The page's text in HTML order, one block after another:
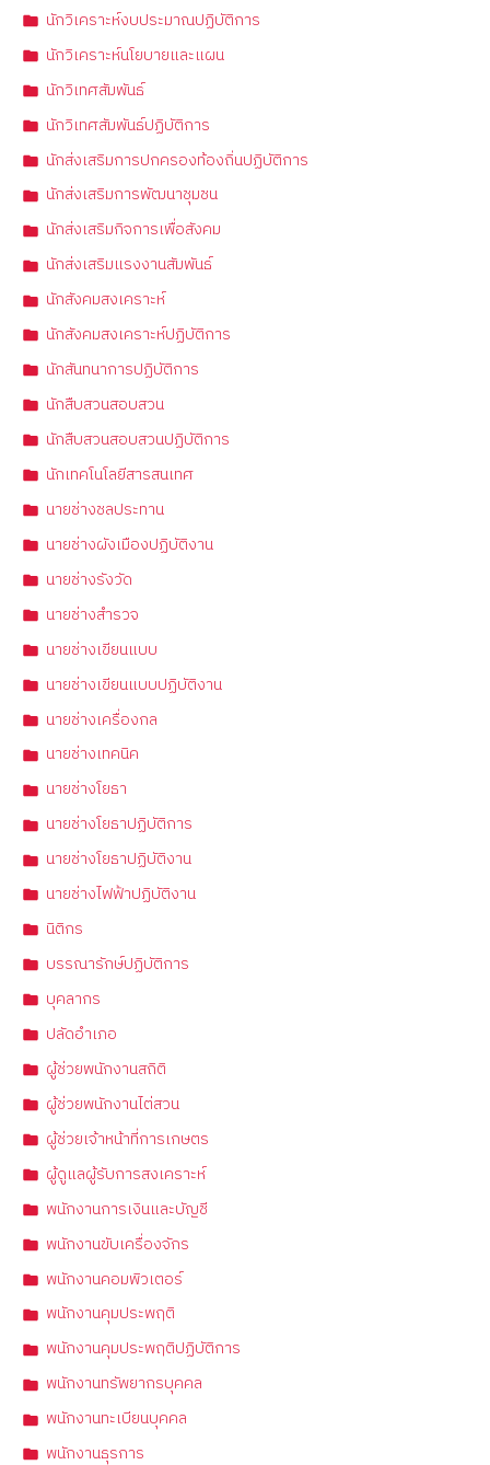
นักวิเคราะห์งบประมาณปฏิบัติการ
นักวิเคราะห์นโยบายและแผน
นักวิเทศสัมพันธ์
นักวิเทศสัมพันธ์ปฏิบัติการ
นักส่งเสริมการปกครองท้องถิ่นปฏิบัติการ
นักส่งเสริมการพัฒนาชุมชน
นักส่งเสริมกิจการเพื่อสังคม
นักส่งเสริมแรงงานสัมพันธ์
นักสังคมสงเคราะห์
นักสังคมสงเคราะห์ปฏิบัติการ
นักสันทนาการปฏิบัติการ
นักสืบสวนสอบสวน
นักสืบสวนสอบสวนปฏิบัติการ
นักเทคโนโลยีสารสนเทศ
นายช่างชลประทาน
นายช่างผังเมืองปฏิบัติงาน
นายช่างรังวัด
นายช่างสำรวจ
นายช่างเขียนแบบ
นายช่างเขียนแบบปฏิบัติงาน
นายช่างเครื่องกล
นายช่างเทคนิค
นายช่างโยธา
นายช่างโยธาปฏิบัติการ
นายช่างโยธาปฏิบัติงาน
นายช่างไฟฟ้าปฏิบัติงาน
นิติกร
บรรณารักษ์ปฏิบัติการ
บุคลากร
ปลัดอำเภอ
ผู้ช่วยพนักงานสถิติ
ผู้ช่วยพนักงานไต่สวน
ผู้ช่วยเจ้าหน้าที่การเกษตร
ผู้ดูแลผู้รับการสงเคราะห์
พนักงานการเงินและบัญชี
พนักงานขับเครื่องจักร
พนักงานคอมพิวเตอร์
พนักงานคุมประพฤติ
พนักงานคุมประพฤติปฏิบัติการ
พนักงานทรัพยากรบุคคล
พนักงานทะเบียนบุคคล
พนักงานธุรการ